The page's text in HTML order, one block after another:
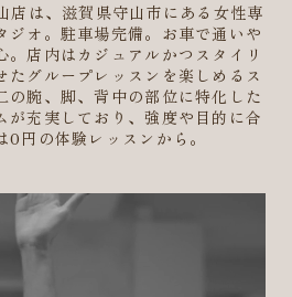
店は、滋賀県守山市にある女性専
ジオ。駐車場完備。お車で通いや
。店内はカジュアルかつスタイリ
たグループレッスンを楽しめるス
の腕、脚、背中の部位に特化した
が充実しており、強度や目的に合
円の体験レッスンから。